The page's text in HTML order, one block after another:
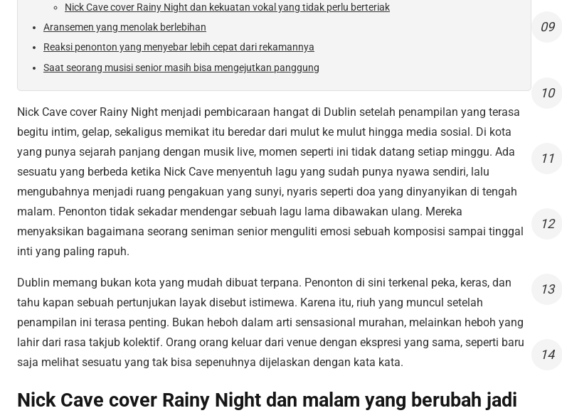
Nick Cave cover Rainy Night dan kekuatan vokal yang tidak perlu berteriak
Aransemen yang menolak berlebihan
Reaksi penonton yang menyebar lebih cepat dari rekamannya
Saat seorang musisi senior masih bisa mengejutkan panggung
Nick Cave cover Rainy Night menjadi pembicaraan hangat di Dublin setelah penampilan yang terasa
begitu intim, gelap, sekaligus memikat itu beredar dari mulut ke mulut hingga media sosial. Di kota
yang punya sejarah panjang dengan musik live, momen seperti ini tidak datang setiap minggu. Ada
sesuatu yang berbeda ketika Nick Cave menyentuh lagu yang sudah punya nyawa sendiri, lalu
mengubahnya menjadi ruang pengakuan yang sunyi, nyaris seperti doa yang dinyanyikan di tengah
malam. Penonton tidak sekadar mendengar sebuah lagu lama dibawakan ulang. Mereka
menyaksikan bagaimana seorang seniman senior menguliti emosi sebuah komposisi sampai tinggal
inti yang paling rapuh.
Dublin memang bukan kota yang mudah dibuat terpana. Penonton di sini terkenal peka, keras, dan
tahu kapan sebuah pertunjukan layak disebut istimewa. Karena itu, riuh yang muncul setelah
penampilan ini terasa penting. Bukan heboh dalam arti sensasional murahan, melainkan heboh yang
lahir dari rasa takjub kolektif. Orang orang keluar dari venue dengan ekspresi yang sama, seperti baru
saja melihat sesuatu yang tak bisa sepenuhnya dijelaskan dengan kata kata.
Nick Cave cover Rainy Night dan malam yang berubah jadi
09
10
11
12
13
14